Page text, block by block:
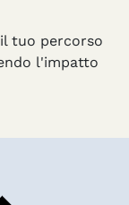
tuo percorso
l'impatto